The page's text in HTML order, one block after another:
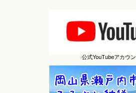
公式YouTubeアカウン